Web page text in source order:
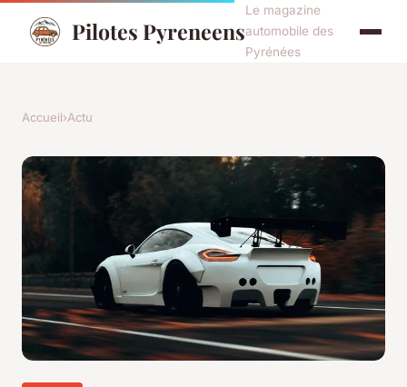
Pilotes Pyreneens
Le magazine
automobile des
Pyrénées
Accueil›Actu